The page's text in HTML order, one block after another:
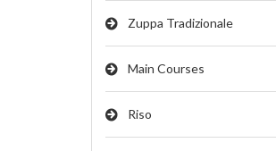
Zuppa Tradizionale
Main Courses
Riso